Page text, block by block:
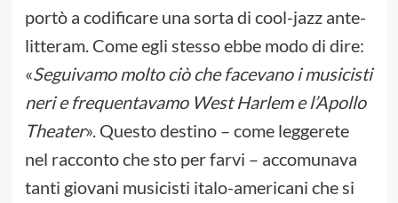
portò a codificare una sorta di cool-jazz ante-
litteram. Come egli stesso ebbe modo di dire:
«Seguivamo molto ciò che facevano i musicisti
neri e frequentavamo West Harlem e l’Apollo
Theater». Questo destino – come leggerete
nel racconto che sto per farvi – accomunava
tanti giovani musicisti italo-americani che si